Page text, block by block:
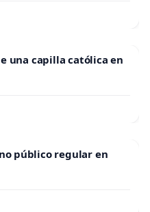
una capilla católica en
público regular en